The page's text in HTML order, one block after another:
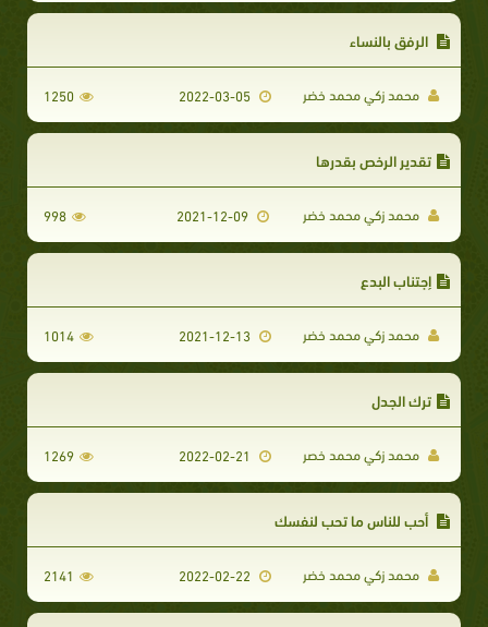
الرفق بالنساء
محمد زكي محمد خضر 2022-03-05
1250
تقدير الرخص بقدرها
محمد زكي محمد خضر 998
إجتناب البدع
محمد زكي محمد خضر 2021-12-13
1014
ترك الجدل
محمد زكي محمد خصر 1269
أحب للناس ما تحب لنفسك
محمد زكي محمد خضر 2141